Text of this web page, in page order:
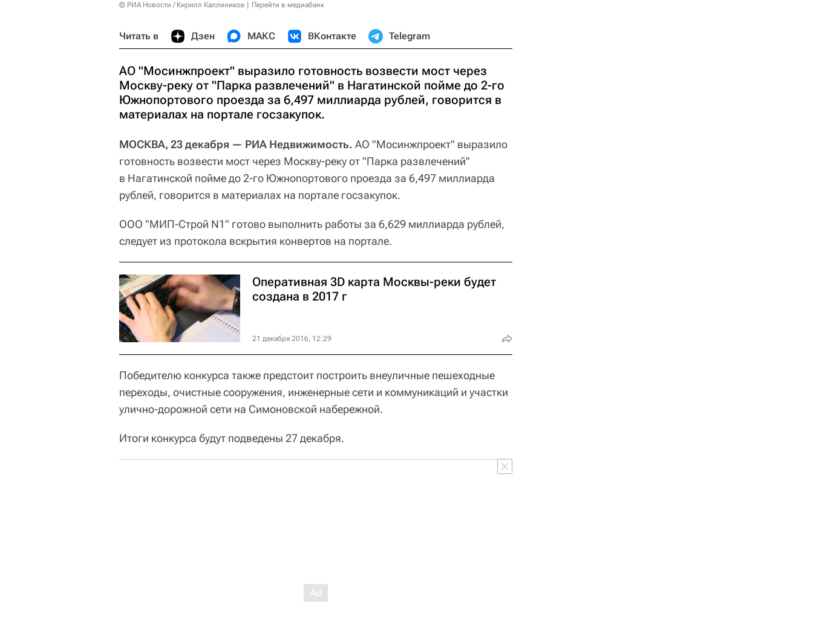
© РИА Новости / Кирилл Каллиников Перейти в медиабанк
Читать в Дзен МАКС ВКонтакте Telegram
АО "Мосинжпроект" выразило готовность возвести мост через
Москву-реку от "Парка развлечений" в Нагатинской пойме до 2-го
Южнопортового проезда за 6,497 миллиарда рублей, говорится в
материалах на портале госзакупок.
МОСКВА, 23 декабря — РИА Недвижимость. АО "Мосинжпроект" выразило
готовность возвести мост через Москву-реку от "Парка развлечений"
в Нагатинской пойме до 2-го Южнопортового проезда за 6,497 миллиарда
рублей, говорится в материалах на портале госзакупок.
ООО "МИП-Строй N1" готово выполнить работы за 6,629 миллиарда рублей,
следует из протокола вскрытия конвертов на портале.
Оперативная 3D карта Москвы-реки будет
создана в 2017 г
21 декабря 2016, 12:29
Победителю конкурса также предстоит построить внеуличные пешеходные
переходы, очистные сооружения, инженерные сети и коммуникаций и участки
улично-дорожной сети на Симоновской набережной.
Итоги конкурса будут подведены 27 декабря.